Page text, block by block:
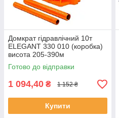
Домкрат гідравлічний 10т
ELEGANT 330 010 (коробка)
висота 205-390м
Готово до відправки
1 094,40 ₴ 1 152 ₴
Купити